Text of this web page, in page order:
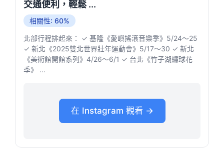
交通便利，輕鬆 ...
相關性: 60%
北部行程排起來： ✓ 基隆《愛嶼搖滾音樂季》5/24～25
✓ 新北《2025雙北世界壯年運動會》5/17～30 ✓ 新北
《美術館開館系列》4/26～6/1 ✓ 台北《竹子湖繡球花
季》 ...
在 Instagram 觀看 →